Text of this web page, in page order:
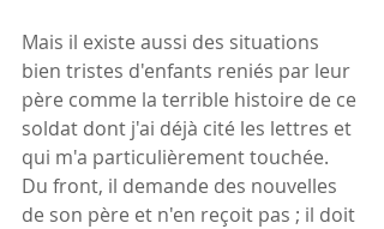
Mais il existe aussi des situations
bien tristes d'enfants reniés par leur
père comme la terrible histoire de ce
soldat dont j'ai déjà cité les lettres et
qui m'a particulièrement touchée.
Du front, il demande des nouvelles
de son père et n'en reçoit pas ; il doit